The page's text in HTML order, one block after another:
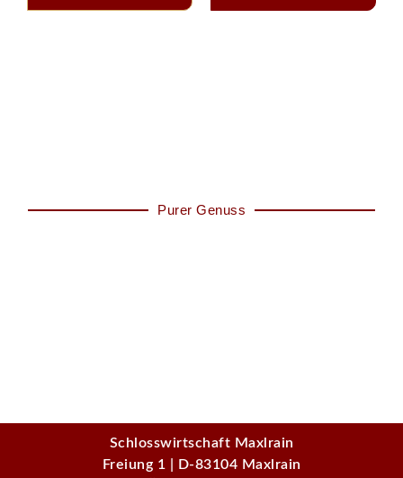
Purer Genuss
Schlosswirtschaft Maxlrain
Freiung 1 | D-83104 Maxlrain